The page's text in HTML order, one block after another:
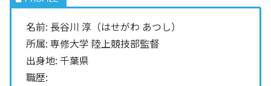
名前: 長谷川 淳（はせがわ あつし）
所属: 専修大学 陸上競技部監督
出身地: 千葉県
職歴: